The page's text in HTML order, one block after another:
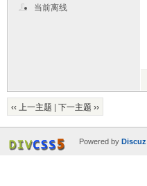
当前离线
‹‹ 上一主题 下一主题 ››
Powered by